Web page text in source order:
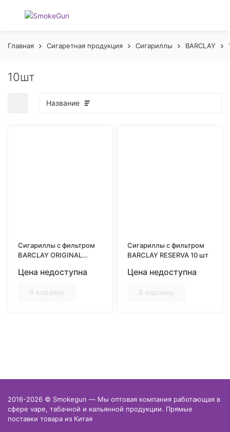
Главная Сигаретная продукция Сигариллы BARCLAY
10шт
Название
Сигариллы с фильтром
BARCLAY ORIGINAL
Цена недоступна
В корзину
Сигариллы с фильтром
BARCLAY RESERVA 10 шт
Цена недоступна
В корзину
2016-2026 © Smokegun — Мы оптовая компания работающая в
сфере vape, табачной и кальянной продукции. Прямые
поставки товара из Китая